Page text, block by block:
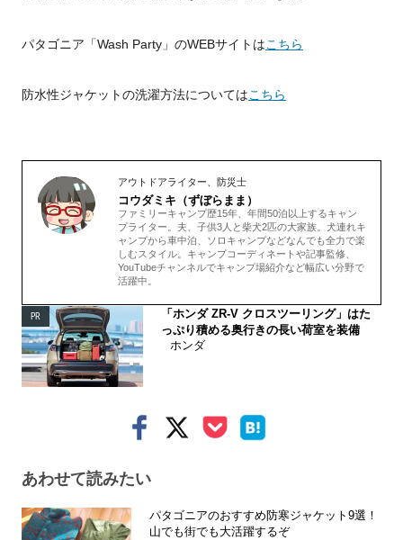
パタゴニア「Wash Party」のWEBサイトはこちら
防水性ジャケットの洗濯方法についてはこちら
アウトドアライター、防災士
コウダミキ（ずぼらまま）
ファミリーキャンプ歴15年、年間50泊以上するキャン
プライター。夫、子供3人と柴犬2匹の大家族。犬連れキ
ャンプから車中泊、ソロキャンプなどなんでも全力で楽
しむスタイル。キャンプコーディネートや記事監修、
YouTubeチャンネルでキャンプ場紹介など幅広い分野で
活躍中。
PR
「ホンダ ZR-V クロスツーリング」はた
っぷり積める奥行きの長い荷室を装備
ホンダ
あわせて読みたい
パタゴニアのおすすめ防寒ジャケット9選！
山でも街でも大活躍するぞ